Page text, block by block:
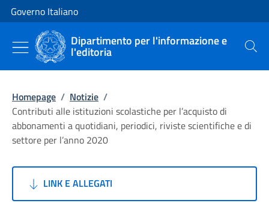
Vai al contenuto
Vai alla navigazione del sito
Governo Italiano
Dipartimento per l'informazione e
l'editoria Cerca
Homepage / Notizie /
Contributi alle istituzioni scolastiche per l’acquisto di
abbonamenti a quotidiani, periodici, riviste scientifiche e di
settore per l’anno 2020
LINK E ALLEGATI